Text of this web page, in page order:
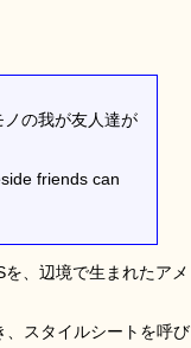
ノの我が友人達が
friends can
、辺境で生まれたアメ
、スタイルシートを呼び